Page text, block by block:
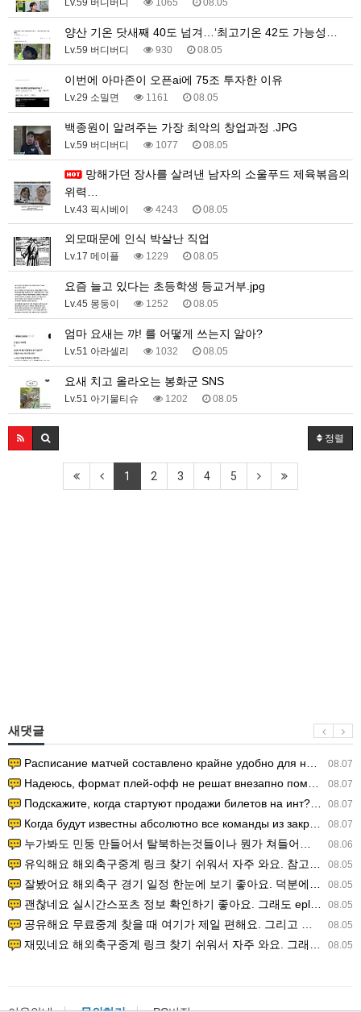
Lv.59 버디버디 1065 08.05
양산 기온 닷새째 40도 넘겨…‘최고기온 42도 가능성…
Lv.59 버디버디 930 08.05
이번에 아마존이 오픈ai에 75조 투자한 이유
Lv.29 소밀면 1161 08.05
백종원이 알려주는 가장 최악의 창업과정 .JPG
Lv.59 버디버디 1077 08.05
위력…
Lv.43 픽시베이 4243 08.05
외모때문에 인식 박살난 직업
Lv.17 메이플 1229 08.05
요즘 늘고 있다는 초등학생 등교거부.jpg
Lv.45 몽둥이 1252 08.05
엄마 요새는 꺄! 를 어떻게 쓰는지 알아?
Lv.51 아라셀리 1032 08.05
요새 치고 올라오는 봉화군 SNS
Lv.51 아기물티슈 1202 08.05
정렬
1 2 3 4 5
새댓글
08.07
Расписание матчей составлено крайне удобно для нашего часово…
08.07
Надеюсь, формат плей-офф не решат внезапно поменять. https:/…
08.07
Подскажите, когда стартуют продажи билетов на инт? https://g…
08.07
Когда будут известны абсолютно все команды из закрытых квали…
08.06
누가봐도 민둥 만들어서 탈북하는것들이나 뭔가 쳐들어오는 낌새를 미리 알아차리기 위함이지 저걸 전쟁준비라고 하…
08.05
유익해요 해외축구중계 링크 찾기 쉬워서 자주 와요. 참고로 무료스포츠중계 정보 확인할 때 출처 꼭 체크해요.…
08.05
잘봤어요 해외축구 경기 일정 한눈에 보기 좋아요. 덕분에 epl중계 볼 때 공식 중계 채널 먼저 찾아봐요. …
08.05
괜찮네요 실시간스포츠 정보 확인하기 좋아요. 그래도 epl중계 볼 때 공식 중계 채널 먼저 찾아봐요. 북마크…
08.05
공유해요 무료중계 찾을 때 여기가 제일 편해요. 그리고 무료스포츠중계 정보 확인할 때 출처 꼭 체크해요. 앞…
08.05
재밌네요 해외축구중계 링크 찾기 쉬워서 자주 와요. 그래서 해외축구중계도 정식 서비스로 봐야 안전해요. 다음…